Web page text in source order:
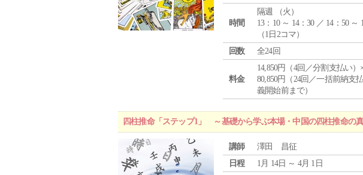
時間
隔週 （火 ）
13：10 ～ 14：30 ／ 14：50 ～
（1日2コマ）
回数
全24回
料金
14,850円（4回／分割支払い）
80,850円（24回／一括前納支
義開始前まで）
四柱推命「ステップ1」 ～基礎から学ぶ本場・中国の四柱推命の
講師
澤田 昌征
日程
1月 14日 ～ 4月 1日